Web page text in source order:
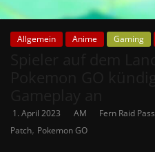
Allgemein Anime Gaming
1. April 2023 AM Fern Raid Pass
Patch, Pokemon GO